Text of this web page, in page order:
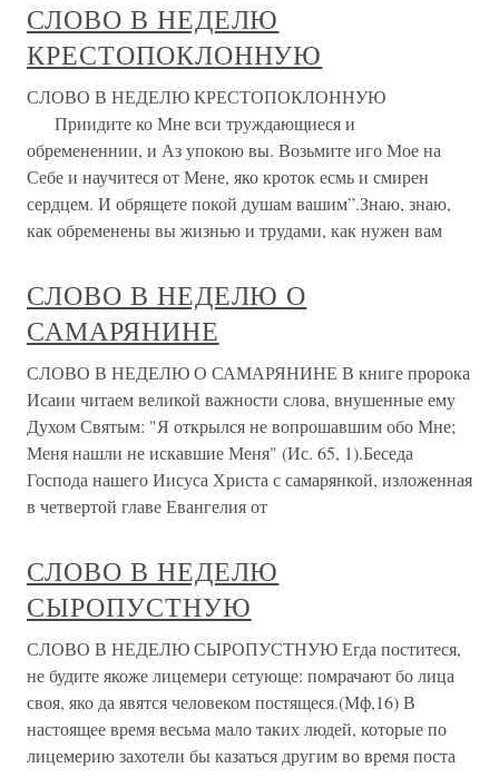
СЛОВО В НЕДЕЛЮ
КРЕСТОПОКЛОННУЮ
СЛОВО В НЕДЕЛЮ КРЕСТОПОКЛОННУЮ
Приидите ко Мне вси труждающиеся и
обремененнии, и Аз упокою вы. Возьмите иго Мое на
Себе и научитеся от Мене, яко кроток есмь и смирен
сердцем. И обрящете покой душам вашим”.Знаю, знаю,
как обременены вы жизнью и трудами, как нужен вам
СЛОВО В НЕДЕЛЮ О
САМАРЯНИНЕ
СЛОВО В НЕДЕЛЮ О САМАРЯНИНЕ В книге пророка
Исаии читаем великой важности слова, внушенные ему
Духом Святым: "Я открылся не вопрошавшим обо Мне;
Меня нашли не искавшие Меня" (Ис. 65, 1).Беседа
Господа нашего Иисуса Христа с самарянкой, изложенная
в четвертой главе Евангелия от
СЛОВО В НЕДЕЛЮ
СЫРОПУСТНУЮ
СЛОВО В НЕДЕЛЮ СЫРОПУСТНУЮ Егда поститеся,
не будите якоже лицемери сетующе: помрачают бо лица
своя, яко да явятся человеком постящеся.(Мф,16) В
настоящее время весьма мало таких людей, которые по
лицемерию захотели бы казаться другим во время поста